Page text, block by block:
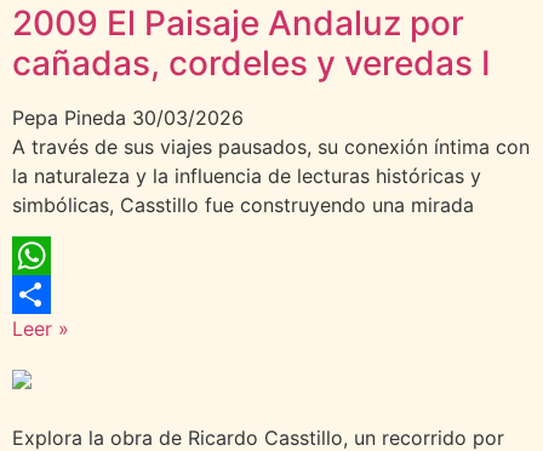
2009 El Paisaje Andaluz por
cañadas, cordeles y veredas I
Pepa Pineda 30/03/2026
A través de sus viajes pausados, su conexión íntima con
la naturaleza y la influencia de lecturas históricas y
simbólicas, Casstillo fue construyendo una mirada
WhatsApp
Compartir
Leer »
Explora la obra de Ricardo Casstillo, un recorrido por